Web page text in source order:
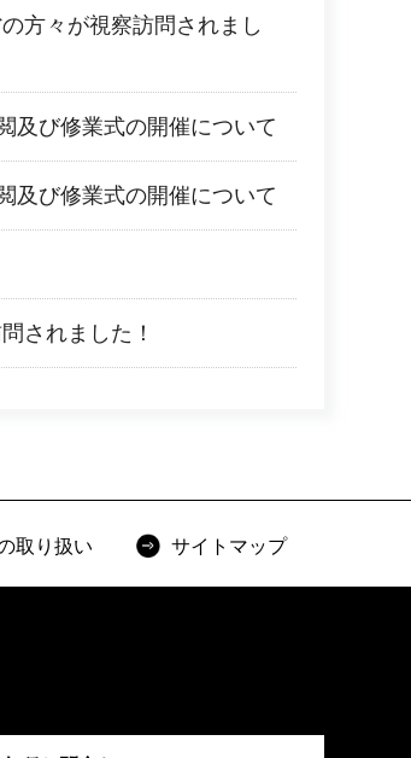
方々が視察訪問されまし
及び修業式の開催について
及び修業式の開催について
されました！
取り扱い サイトマップ